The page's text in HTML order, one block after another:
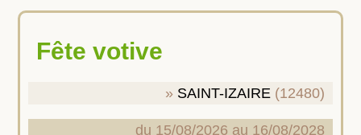
Fête votive
SAINT-IZAIRE (12480)
du 15/08/2026 au 16/08/2028